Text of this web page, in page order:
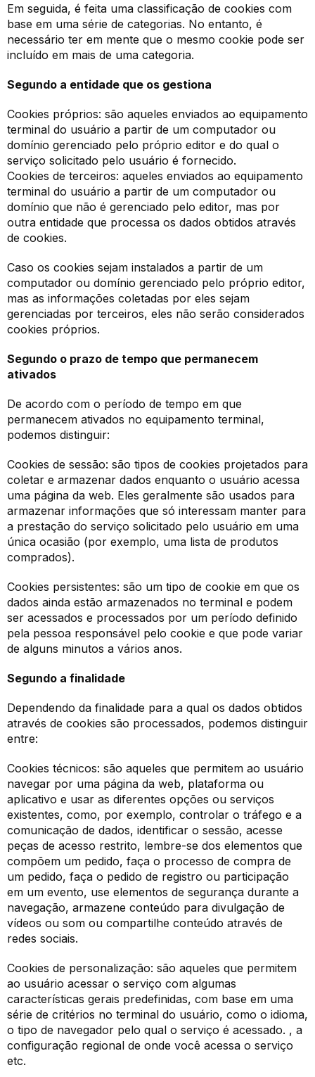
Em seguida, é feita uma classificação de cookies com
base em uma série de categorias. No entanto, é
necessário ter em mente que o mesmo cookie pode ser
incluído em mais de uma categoria.
Segundo a entidade que os gestiona
Cookies próprios: são aqueles enviados ao equipamento
terminal do usuário a partir de um computador ou
domínio gerenciado pelo próprio editor e do qual o
serviço solicitado pelo usuário é fornecido.
Cookies de terceiros: aqueles enviados ao equipamento
terminal do usuário a partir de um computador ou
domínio que não é gerenciado pelo editor, mas por
outra entidade que processa os dados obtidos através
de cookies.
Caso os cookies sejam instalados a partir de um
computador ou domínio gerenciado pelo próprio editor,
mas as informações coletadas por eles sejam
gerenciadas por terceiros, eles não serão considerados
cookies próprios.
Segundo o prazo de tempo que permanecem
ativados
De acordo com o período de tempo em que
permanecem ativados no equipamento terminal,
podemos distinguir:
Cookies de sessão: são tipos de cookies projetados para
coletar e armazenar dados enquanto o usuário acessa
uma página da web. Eles geralmente são usados para
armazenar informações que só interessam manter para
a prestação do serviço solicitado pelo usuário em uma
única ocasião (por exemplo, uma lista de produtos
comprados).
Cookies persistentes: são um tipo de cookie em que os
dados ainda estão armazenados no terminal e podem
ser acessados e processados por um período definido
pela pessoa responsável pelo cookie e que pode variar
de alguns minutos a vários anos.
Segundo a finalidade
Dependendo da finalidade para a qual os dados obtidos
através de cookies são processados, podemos distinguir
entre:
Cookies técnicos: são aqueles que permitem ao usuário
navegar por uma página da web, plataforma ou
aplicativo e usar as diferentes opções ou serviços
existentes, como, por exemplo, controlar o tráfego e a
comunicação de dados, identificar o sessão, acesse
peças de acesso restrito, lembre-se dos elementos que
compõem um pedido, faça o processo de compra de
um pedido, faça o pedido de registro ou participação
em um evento, use elementos de segurança durante a
navegação, armazene conteúdo para divulgação de
vídeos ou som ou compartilhe conteúdo através de
redes sociais.
Cookies de personalização: são aqueles que permitem
ao usuário acessar o serviço com algumas
características gerais predefinidas, com base em uma
série de critérios no terminal do usuário, como o idioma,
o tipo de navegador pelo qual o serviço é acessado. , a
configuração regional de onde você acessa o serviço
etc.